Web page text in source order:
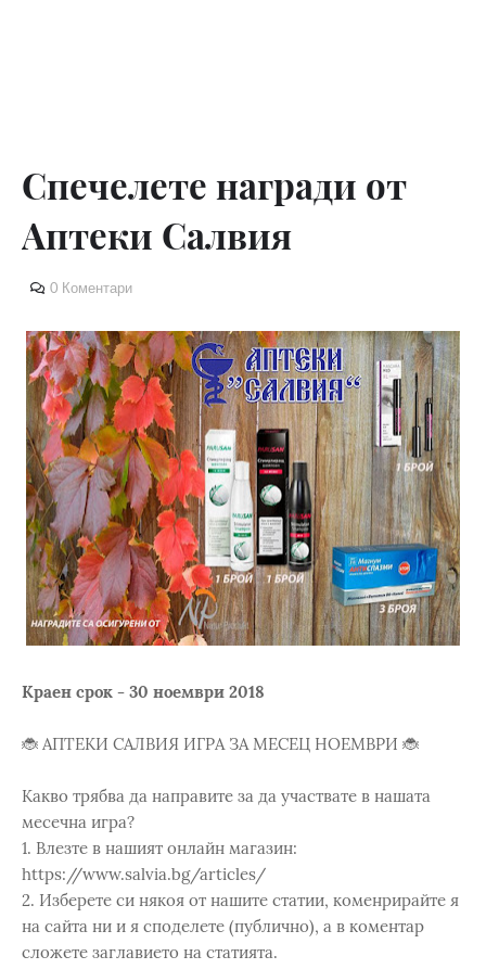
Спечелете награди от
Аптеки Салвия
0 Коментари
Краен срок - 30 ноември 2018
🐞 АПТЕКИ САЛВИЯ ИГРА ЗА МЕСЕЦ НОЕМВРИ 🐞
Какво трябва да направите за да участвате в нашата
месечна игра?
1. Влезте в нашият онлайн магазин:
https://www.salvia.bg/articles/
2. Изберете си някоя от нашите статии, коменрирайте я
на сайта ни и я споделете (публично), а в коментар
сложете заглавието на статията.